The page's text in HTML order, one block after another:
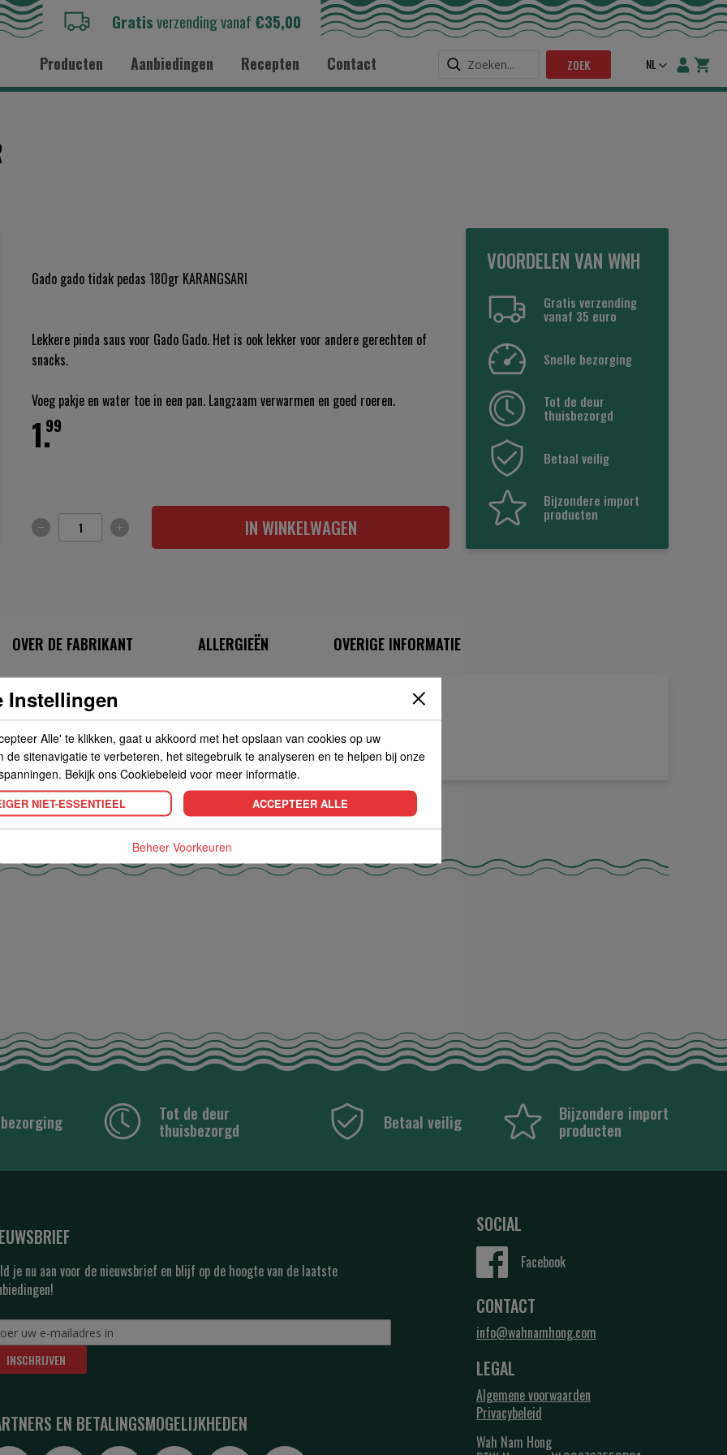
Gratisverzending vanaf €35,00
Producten Aanbiedingen Recepten Contact ZOEK Taal
NL
Gado gado tidak pedas 180gr KARANGSARI
Lekkere pinda saus voor Gado Gado. Het is ook lekker voor andere gerechten of
snacks.
Voeg pakje en water toe in een pan. Langzaam verwarmen en goed roeren.
99
1.
IN WINKELWAGEN
VOORDELEN VAN WNH
Gratis verzending
vanaf 35 euro
Snelle bezorging
Tot de deur
thuisbezorgd
Betaal veilig
Bijzondere import
producten
OVER DE FABRIKANT ALLERGIEËN OVERIGE INFORMATIE
Tot de deur
thuisbezorgd Betaal veilig Bijzondere import
producten
je nu aan voor de nieuwsbrief en blijf op de hoogte van de laatste
INSCHRIJVEN
EN BETALINGSMOGELIJKHEDEN
SOCIAL
Facebook
CONTACT
info@wahnamhong.com
LEGAL
Algemene voorwaarden
Privacybeleid
Wah Nam Hong
Instellingen
Alle' te klikken, gaat u akkoord met het opslaan van cookies op uw
de sitenavigatie te verbeteren, het sitegebruik te analyseren en te helpen bij onze
Bekijk ons Cookiebeleid voor meer informatie.
NIET-ESSENTIEEL ACCEPTEER ALLE
Beheer Voorkeuren